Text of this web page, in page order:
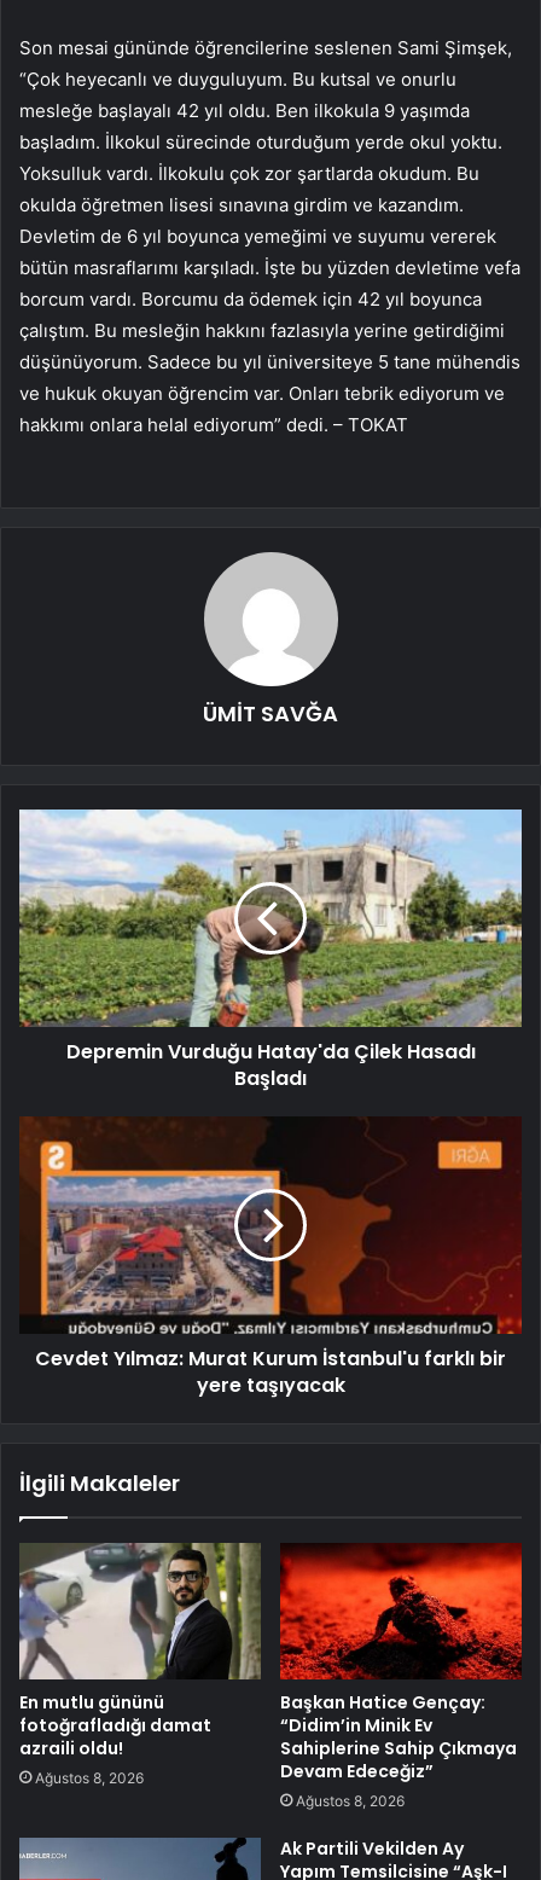
Son mesai gününde öğrencilerine seslenen Sami Şimşek,
“Çok heyecanlı ve duyguluyum. Bu kutsal ve onurlu
mesleğe başlayalı 42 yıl oldu. Ben ilkokula 9 yaşımda
başladım. İlkokul sürecinde oturduğum yerde okul yoktu.
Yoksulluk vardı. İlkokulu çok zor şartlarda okudum. Bu
okulda öğretmen lisesi sınavına girdim ve kazandım.
Devletim de 6 yıl boyunca yemeğimi ve suyumu vererek
bütün masraflarımı karşıladı. İşte bu yüzden devletime vefa
borcum vardı. Borcumu da ödemek için 42 yıl boyunca
çalıştım. Bu mesleğin hakkını fazlasıyla yerine getirdiğimi
düşünüyorum. Sadece bu yıl üniversiteye 5 tane mühendis
ve hukuk okuyan öğrencim var. Onları tebrik ediyorum ve
hakkımı onlara helal ediyorum” dedi. – TOKAT
ÜMİT SAVĞA
Depremin Vurduğu Hatay'da Çilek Hasadı
Başladı
Cevdet Yılmaz: Murat Kurum İstanbul'u farklı bir
yere taşıyacak
İlgili Makaleler
En mutlu gününü
fotoğrafladığı damat
azraili oldu!
Ağustos 8, 2026
Başkan Hatice Gençay:
“Didim’in Minik Ev
Sahiplerine Sahip Çıkmaya
Devam Edeceğiz”
Ağustos 8, 2026
Ak Partili Vekilden Ay
Yapım Temsilcisine “Aşk-I